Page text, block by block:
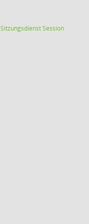
SitzungsdienstSession(Wird in